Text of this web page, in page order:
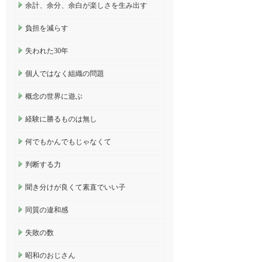
余計、余分、余白が楽しさを生み出す
負担を減らす
失われた30年
個人ではなく組織の問題
概念の世界に遊ぶ
経験に勝るものは無し
何でもかんでもじゃなくて
判断する力
聞き分けが良くて素直でいい子
同質の違和感
失敗の数
昭和のおじさん